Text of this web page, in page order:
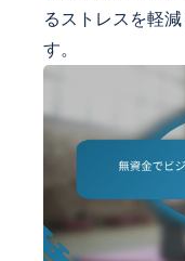
るストレスを軽
す。